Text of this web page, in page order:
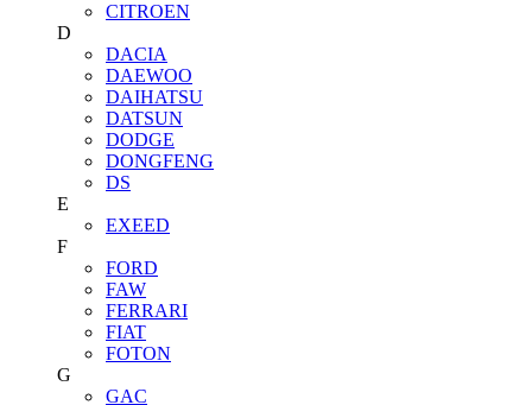
CITROEN
D
DACIA
DAEWOO
DAIHATSU
DATSUN
DODGE
DONGFENG
DS
E
EXEED
F
FORD
FAW
FERRARI
FIAT
FOTON
G
GAC